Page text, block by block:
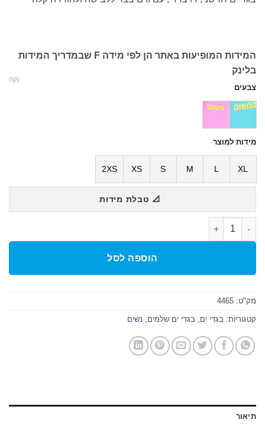
המידות המופיעות באתר הן לפי מידה F שבמדריך המידות
בלינק
צבעים
מידות למוצר
XL
L
M
S
XS
2XS
נקה
📐 טבלת מידות
כמות של בגד ים נשים דו צדדיReversible Hooked
הוספה לסל
מק"ט: 4465
קטגוריות: בגדי ים, בגדי ים שלמים, נשים
תיאור